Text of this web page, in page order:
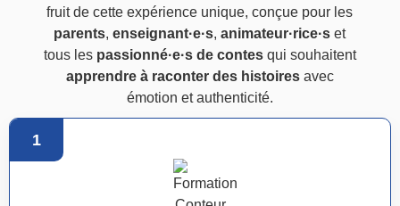
fruit de cette expérience unique, conçue pour les
parents,enseignant·e·s,animateur·rice·s et
tous les passionné·e·s de contesqui souhaitent
apprendre à raconter des histoiresavec
émotion et authenticité.
1